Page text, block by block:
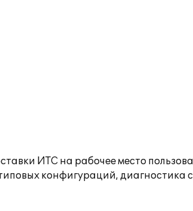
ИТС на рабочее место
конфигураций, диагностика